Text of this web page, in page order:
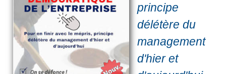
principe
délétère du
management
d'hier et